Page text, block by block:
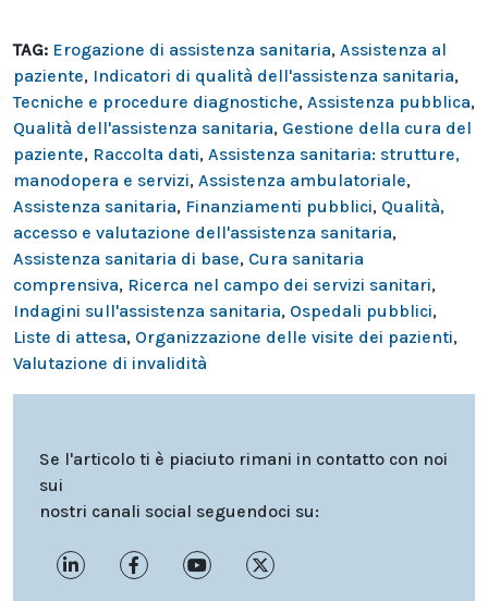
TAG: Erogazione di assistenza sanitaria, Assistenza al
paziente, Indicatori di qualità dell'assistenza sanitaria,
Tecniche e procedure diagnostiche, Assistenza pubblica,
Qualità dell'assistenza sanitaria, Gestione della cura del
paziente, Raccolta dati, Assistenza sanitaria: strutture,
manodopera e servizi, Assistenza ambulatoriale,
Assistenza sanitaria, Finanziamenti pubblici, Qualità,
accesso e valutazione dell'assistenza sanitaria,
Assistenza sanitaria di base, Cura sanitaria
comprensiva, Ricerca nel campo dei servizi sanitari,
Indagini sull'assistenza sanitaria, Ospedali pubblici,
Liste di attesa, Organizzazione delle visite dei pazienti,
Valutazione di invalidità
Se l'articolo ti è piaciuto rimani in contatto con noi
sui
nostri canali social seguendoci su: